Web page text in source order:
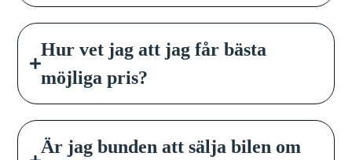
Hur vet jag att jag får bästa
möjliga pris?
Är jag bunden att sälja bilen om